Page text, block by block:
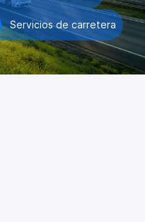
Servicios de carretera